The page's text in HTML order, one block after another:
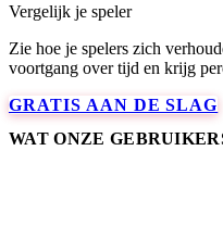
Vergelijk je speler
Zie hoe je spelers zich
voortgang over tijd en krijg
GRATIS AAN DE SLAG
WAT ONZE